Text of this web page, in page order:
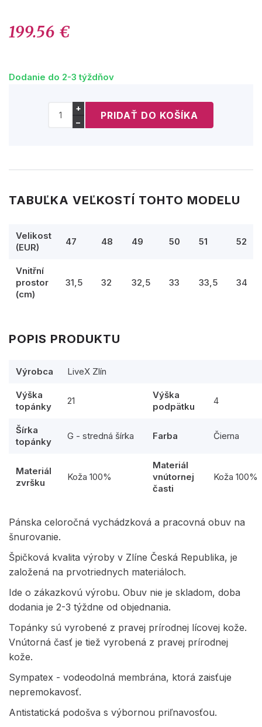
199.56 €
Dodanie do 2-3 týždňov
+
−
TABUĽKA VEĽKOSTÍ TOHTO MODELU
Velikost
(EUR)
47 48 49 50 51 52
Vnitřní
prostor
(cm)
31,5 32 32,5 33 33,5 34
POPIS PRODUKTU
Výrobca LiveX Zlín
Výška
topánky
21
Výška
podpätku
4
Šírka
topánky
G - stredná šírka Farba Čierna
Materiál
zvršku
Koža 100%
Materiál
vnútornej
časti
Koža 100%
Pánska celoročná vychádzková a pracovná obuv na
šnurovanie.
Špičková kvalita výroby v Zlíne Česká Republika, je
založená na prvotriednych materiáloch.
Ide o zákazkovú výrobu. Obuv nie je skladom, doba
dodania je 2-3 týždne od objednania.
Topánky sú vyrobené z pravej prírodnej lícovej kože.
Vnútorná časť je tiež vyrobená z pravej prírodnej
kože.
Sympatex - vodeodolná membrána, ktorá zaisťuje
nepremokavosť.
Antistatická podošva s výbornou priľnavosťou.